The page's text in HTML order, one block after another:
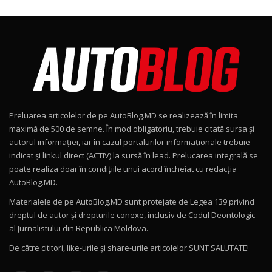
15:08
Noul Geely EX2 / Test Drive AutoBlog.MD
15:22
Mercedes-AMG E 53 HYBRID 4MATIC+ / Test
Drive AutoBlog.MD
16:27
11
Noul Volvo ES90 / Test Drive AutoBlog.MD
12
Noul MG HS / Test Drive AutoBlog.MD
16:48
Preluarea articolelor de pe AutoBlog.MD se realizează în limita
maximă de 500 de semne. În mod obligatoriu, trebuie citată sursa și
autorul informației, iar în cazul portalurilor informaționale trebuie
indicat și linkul direct (ACTIV) la sursă în lead. Prelucarea integrală se
poate realiza doar în condițiile unui acord încheiat cu redacţia
AutoBlog.MD.
Materialele de pe AutoBlog.MD sunt protejate de Legea 139 privind
dreptul de autor și drepturile conexe, inclusiv de Codul Deontologic
al Jurnalistului din Republica Moldova.
De către cititori, like-urile şi share-urile articolelor SUNT SALUTATE!